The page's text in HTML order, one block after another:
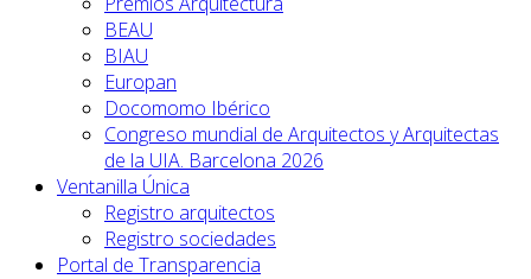
BEAU
BIAU
Europan
Docomomo Ibérico
Congreso mundial de Arquitectos y Arquitectas
de la UIA. Barcelona 2026
Ventanilla Única
Registro arquitectos
Registro sociedades
Portal de Transparencia